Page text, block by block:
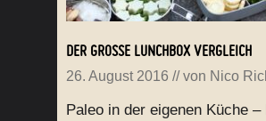
DER GROSSE LUNCHBOX VERGLEICH
26. August 2016 // von Nico
Paleo in der eigenen Küche –